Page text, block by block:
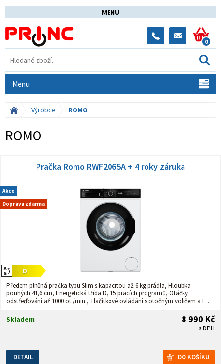
MENU
0
Menu
Výrobce ROMO
ROMO
Akce
Doprava zdarma
Pračka Romo RWF2065A + 4 roky záruka
Předem plněná pračka typu Slim s kapacitou až 6 kg prádla, Hloubka
pouhých 41,6 cm, Energetická třída D, 15 pracích programů, Otáčky
odstřeďování až 1000 ot./min., Tlačítkové ovládání s otočným voličem a LED
8 990 Kč
s DPH
Skladem
DETAIL